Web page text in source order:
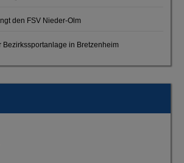
den FSV Nieder-Olm
Bezirkssportanlage in Bretzenheim